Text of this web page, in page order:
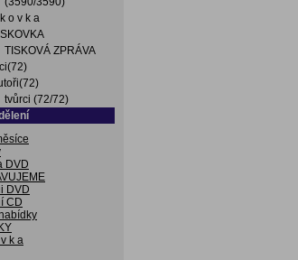
o v k a
TISKOVÁ ZPRÁVA
tvůrci (72/72)
DVD
DVD
CD
k a